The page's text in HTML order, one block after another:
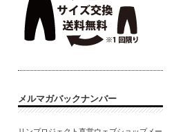
メルマガバックナンバー